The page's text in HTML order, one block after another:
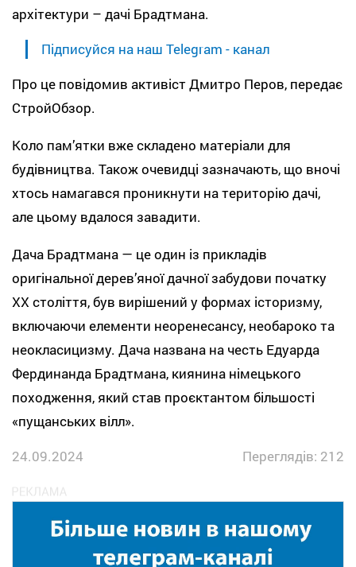
архітектури – дачі Брадтмана.
Підписуйся на наш Telegram - канал
Про це повідомив активіст Дмитро Перов, передає
СтройОбзор.
Коло пам’ятки вже складено матеріали для
будівництва. Також очевидці зазначають, що вночі
хтось намагався проникнути на територію дачі,
але цьому вдалося завадити.
Дача Брадтмана — це один із прикладів
оригінальної дерев’яної дачної забудови початку
XX століття, був вирішений у формах історизму,
включаючи елементи неоренесансу, необароко та
неокласицизму. Дача названа на честь Едуарда
Фердинанда Брадтмана, киянина німецького
походження, який став проєктантом більшості
«пущанських вілл».
24.09.2024
Переглядів: 212